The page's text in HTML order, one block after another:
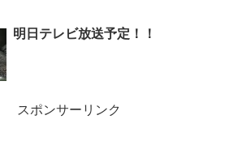
明日テレビ放送予定！！
スポンサーリンク